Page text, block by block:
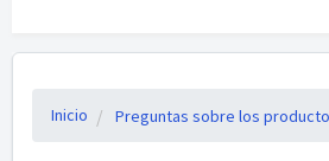
Inicio Preguntas sobre los